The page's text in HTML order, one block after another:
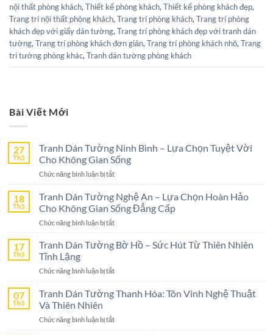
nội thất phòng khách, Thiết kế phòng khách, Thiết kế phòng khách đẹp,
Trang trí nội thất phòng khách, Trang trí phòng khách, Trang trí phòng
khách đẹp với giấy dán tường, Trang trí phòng khách đẹp với tranh dán
tường, Trang trí phòng khách đơn giản, Trang trí phòng khách nhỏ, Trang
trí tường phòng khác, Tranh dán tường phòng khách
Bài Viết Mới
27
Th3
Tranh Dán Tường Ninh Bình – Lựa Chọn Tuyệt Vời
Cho Không Gian Sống
Chức năng bình luận bị tắtở
Dán
Tường
Ninh
Bình
Lựa
Không
Sống
18
Th3
Tranh Dán Tường Nghệ An – Lựa Chọn Hoàn Hảo
Cho Không Gian Sống Đẳng Cấp
Chức năng bình luận bị tắtở
Dán
An
Lựa
17
Th3
Tranh Dán Tường Bờ Hồ – Sức Hút Từ Thiên Nhiên
Tĩnh Lặng
Chức năng bình luận bị tắtở
Dán
Hồ
07
Th3
Tranh Dán Tường Thanh Hóa: Tôn Vinh Nghệ Thuật
Và Thiên Nhiên
Chức năng bình luận bị tắtở